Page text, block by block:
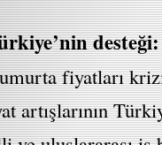
desteği:
fiyatları
artışlarının